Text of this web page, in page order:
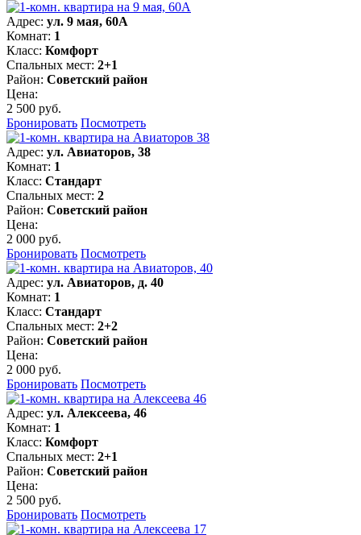
Адрес: ул. 9 мая, 60А
Комнат: 1
Класс: Комфорт
Спальных мест: 2+1
Район: Советский район
Цена:
2 500 руб.
Бронировать Посмотреть
Адрес: ул. Авиаторов, 38
Комнат: 1
Класс: Стандарт
Спальных мест: 2
Район: Советский район
Цена:
2 000 руб.
Бронировать Посмотреть
Адрес: ул. Авиаторов, д. 40
Комнат: 1
Класс: Стандарт
Спальных мест: 2+2
Район: Советский район
Цена:
2 000 руб.
Бронировать Посмотреть
Адрес: ул. Алексеева, 46
Комнат: 1
Класс: Комфорт
Спальных мест: 2+1
Район: Советский район
Цена:
2 500 руб.
Бронировать Посмотреть